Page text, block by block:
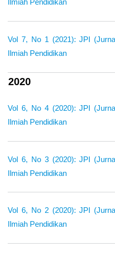
Ilmiah Pendidikan
Vol 7, No 1 (2021): JPI
Ilmiah Pendidikan
2020
Vol 6, No 4 (2020): JPI
Ilmiah Pendidikan
Vol 6, No 3 (2020): JPI
Ilmiah Pendidikan
Vol 6, No 2 (2020): JPI
Ilmiah Pendidikan